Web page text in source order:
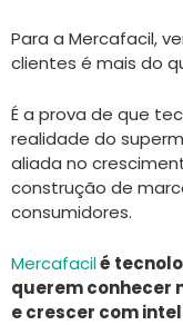
Para a Mercafacil,
clientes é mais do
É a prova de que
realidade do
aliada no
construção de
consumidores.
Mercafacilé
querem conhecer
e crescer com